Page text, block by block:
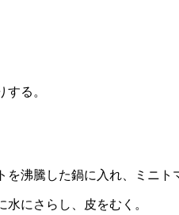
る。
沸騰した鍋に入れ、ミニト
にさらし、皮をむく。